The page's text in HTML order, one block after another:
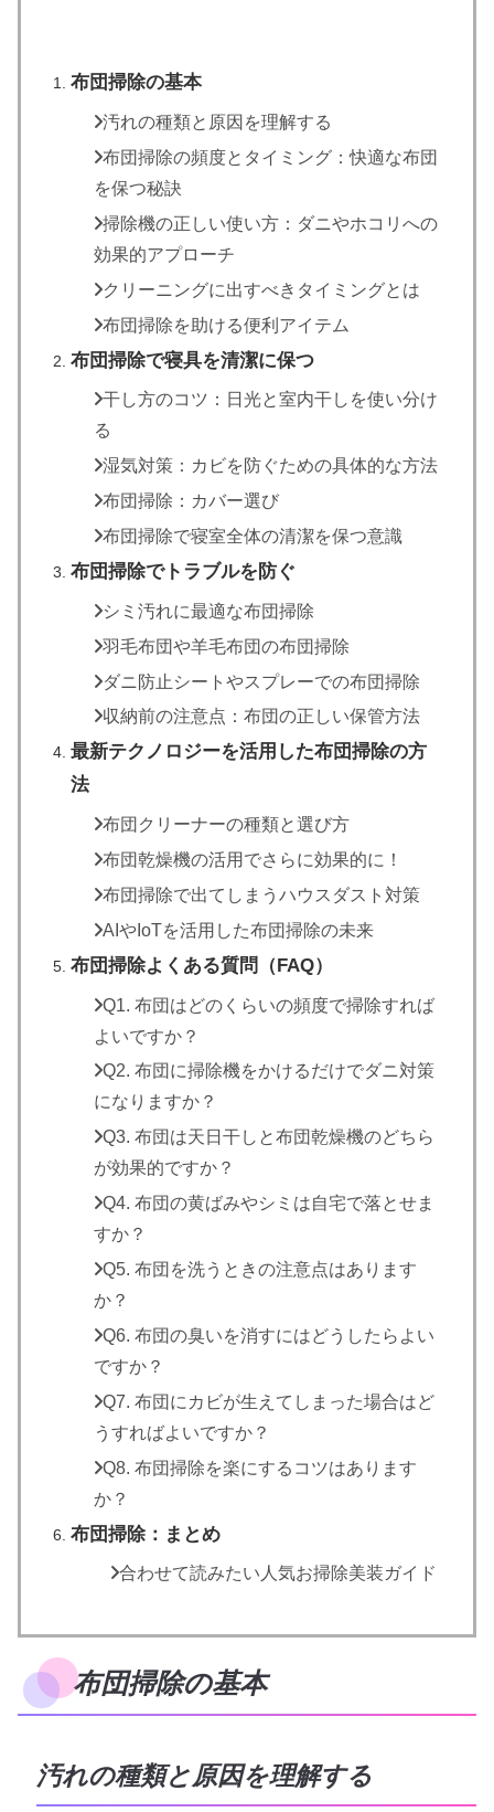
布団掃除の基本
汚れの種類と原因を理解する
布団掃除の頻度とタイミング：快適な布団
を保つ秘訣
掃除機の正しい使い方：ダニやホコリへの
効果的アプローチ
クリーニングに出すべきタイミングとは
布団掃除を助ける便利アイテム
布団掃除で寝具を清潔に保つ
干し方のコツ：日光と室内干しを使い分け
る
湿気対策：カビを防ぐための具体的な方法
布団掃除：カバー選び
布団掃除で寝室全体の清潔を保つ意識
布団掃除でトラブルを防ぐ
シミ汚れに最適な布団掃除
羽毛布団や羊毛布団の布団掃除
ダニ防止シートやスプレーでの布団掃除
収納前の注意点：布団の正しい保管方法
最新テクノロジーを活用した布団掃除の方
法
布団クリーナーの種類と選び方
布団乾燥機の活用でさらに効果的に！
布団掃除で出てしまうハウスダスト対策
AIやIoTを活用した布団掃除の未来
布団掃除よくある質問（FAQ）
Q1. 布団はどのくらいの頻度で掃除すれば
よいですか？
Q2. 布団に掃除機をかけるだけでダニ対策
になりますか？
Q3. 布団は天日干しと布団乾燥機のどちら
が効果的ですか？
Q4. 布団の黄ばみやシミは自宅で落とせま
すか？
Q5. 布団を洗うときの注意点はあります
か？
Q6. 布団の臭いを消すにはどうしたらよい
ですか？
Q7. 布団にカビが生えてしまった場合はど
うすればよいですか？
Q8. 布団掃除を楽にするコツはあります
か？
布団掃除：まとめ
合わせて読みたい人気お掃除美装ガイド
布団掃除の基本
汚れの種類と原因を理解する